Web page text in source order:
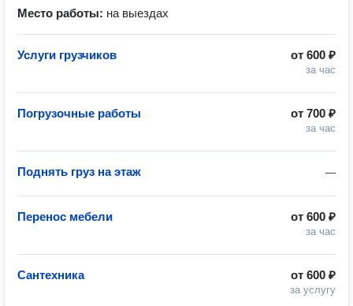
Место работы: на выездах
от 600 ₽
за час
Услуги грузчиков
от 700 ₽
за час
Погрузочные работы
—
Поднять груз на этаж
от 600 ₽
за час
Перенос мебели
от 600 ₽
за услугу
Сантехника